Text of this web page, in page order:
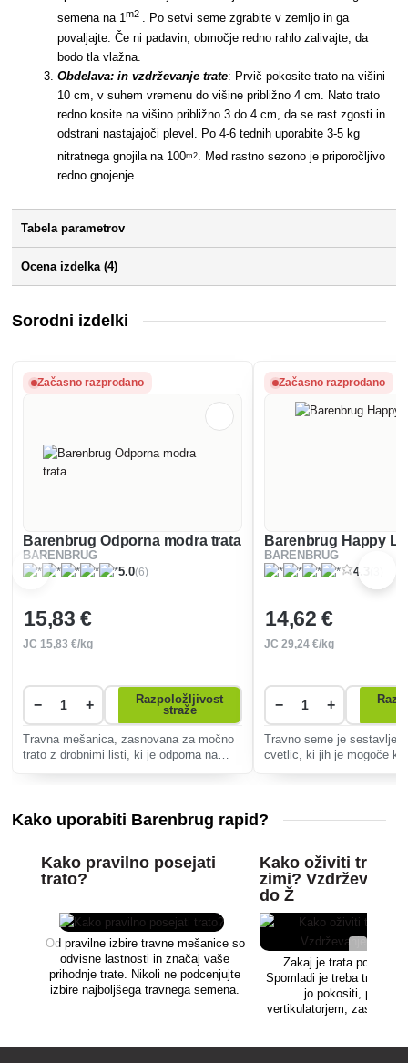
semena na 1m2 . Po setvi seme zgrabite v zemljo in ga
povaljajte. Če ni padavin, območje redno rahlo zalivajte, da
bodo tla vlažna.
Obdelava: in vzdrževanje trate: Prvič pokosite trato na višini
10 cm, v suhem vremenu do višine približno 4 cm. Nato trato
redno kosite na višino približno 3 do 4 cm, da se rast zgosti in
odstrani nastajajoči plevel. Po 4-6 tednih uporabite 3-5 kg
nitratnega gnojila na 100m2. Med rastno sezono je priporočljivo
redno gnojenje.
Tabela parametrov
Ocena izdelka (4)
Sorodni izdelki
Začasno razprodano
Barenbrug Odporna modra trata
BARENBRUG
5.0(6)
15,83 €
JC15,83 €/kg
− +
Razpoložljivost
straže
Travna mešanica, zasnovana za močno
trato z drobnimi listi, ki je odporna na
Začasno razprodano
Barenbrug Happy
BARENBRUG
4.3
14,62 €
JC29,24 €/kg
− +
Travno seme je
cvetlic, ki jih je mogoče
Kako uporabiti Barenbrug rapid?
Kako pravilno posejati
trato?
Od pravilne izbire travne mešanice so
odvisne lastnosti in značaj vaše
prihodnje trate. Nikoli ne podcenjujte
izbire najboljšega travnega semena.
Kako oživiti trato
zimi? Vzdrževanje
do Ž
Zakaj je trata po zimi
Spomladi je treba trato
jo pokositi,
vertikulatorjem, zasaditi z